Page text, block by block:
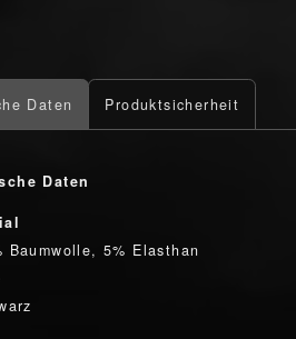
Daten Produktsicherheit
Daten
Baumwolle, 5% Elasthan